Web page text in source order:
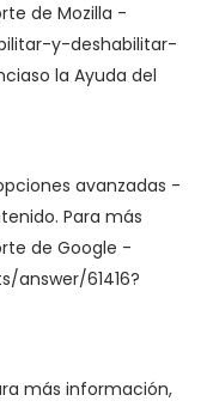
de Mozilla -
y-deshabilitar-
la Ayuda del
avanzadas -
Para más
de Google -
61416?
más información,